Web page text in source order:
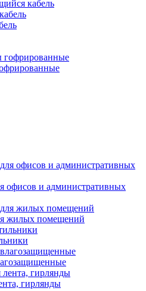
кабель
офисов и административных
жилых помещений
гирлянды